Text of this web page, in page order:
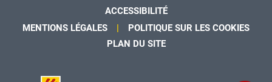
ACCESSIBILITÉ
MENTIONS LÉGALES
POLITIQUE SUR LES COOKIES
PLAN DU SITE